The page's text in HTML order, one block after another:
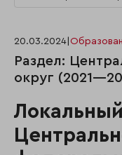
20.03.2024
Раздел:
округ